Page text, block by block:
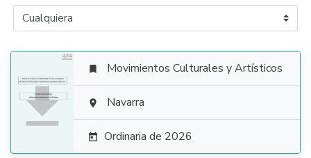

 Movimientos Culturales y Artísticos
 Navarra
 Ordinaria de 2026